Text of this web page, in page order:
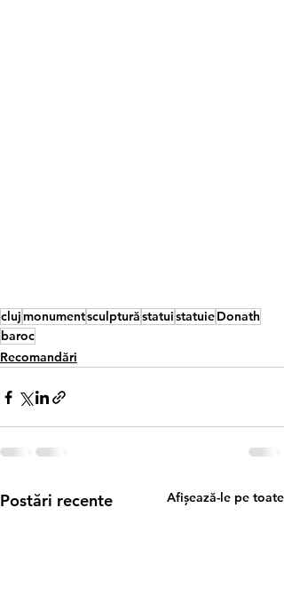
clujmonumentsculpturăstatuistatuieDonath
baroc
Recomandări
Postări recente Afișează-le pe toate